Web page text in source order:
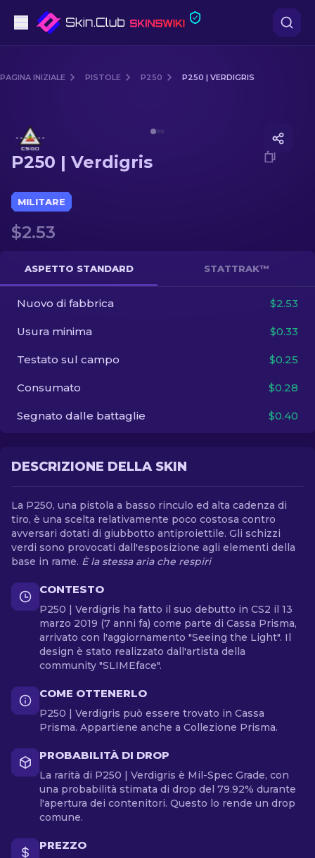
Fucile di precisione
Coltelli
Guanto
Casse
Altro
PAGINA INIZIALE PISTOLE P250 P250 | VERDIGRIS
P250 | Verdigris
MILITARE
$2.53
ASPETTO STANDARD STATTRAK™
Nuovo di fabbrica $2.53
Usura minima $0.33
Testato sul campo $0.25
Consumato $0.28
Segnato dalle battaglie $0.40
DESCRIZIONE DELLA SKIN
La P250, una pistola a basso rinculo ed alta cadenza di
tiro, è una scelta relativamente poco costosa contro
avversari dotati di giubbotto antiproiettile. Gli schizzi
verdi sono provocati dall'esposizione agli elementi della
base in rame. È la stessa aria che respiri
CONTESTO
P250 | Verdigris ha fatto il suo debutto in CS2 il 13
marzo 2019 (7 anni fa) come parte di Cassa Prisma,
arrivato con l'aggiornamento "Seeing the Light". Il
design è stato realizzato dall'artista della
community "SLIMEface".
COME OTTENERLO
P250 | Verdigris può essere trovato in Cassa
Prisma. Appartiene anche a Collezione Prisma.
PROBABILITÀ DI DROP
La rarità di P250 | Verdigris è Mil-Spec Grade, con
una probabilità stimata di drop del 79.92% durante
l'apertura dei contenitori. Questo lo rende un drop
comune.
PREZZO